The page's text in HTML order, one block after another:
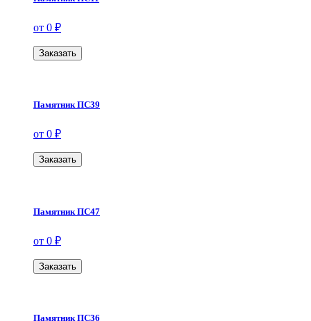
от 0 ₽
Заказать
Памятник ПС39
от 0 ₽
Заказать
Памятник ПС47
от 0 ₽
Заказать
Памятник ПС36